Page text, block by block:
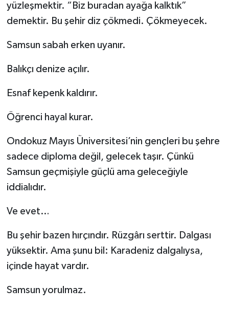
yüzleşmektir. “Biz buradan ayağa kalktık”
demektir. Bu şehir diz çökmedi. Çökmeyecek.
Samsun sabah erken uyanır.
Balıkçı denize açılır.
Esnaf kepenk kaldırır.
Öğrenci hayal kurar.
Ondokuz Mayıs Üniversitesi’nin gençleri bu şehre
sadece diploma değil, gelecek taşır. Çünkü
Samsun geçmişiyle güçlü ama geleceğiyle
iddialıdır.
Ve evet…
Bu şehir bazen hırçındır. Rüzgârı serttir. Dalgası
yüksektir. Ama şunu bil: Karadeniz dalgalıysa,
içinde hayat vardır.
Samsun yorulmaz.